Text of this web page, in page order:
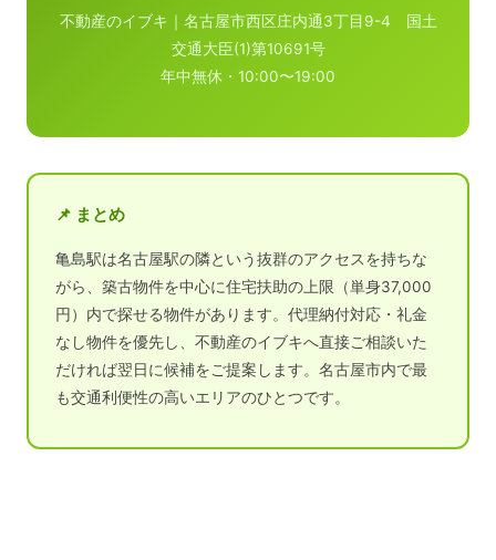
不動産のイブキ｜名古屋市西区庄内通3丁目9-4 国土
交通大臣(1)第10691号
年中無休・10:00〜19:00
📌 まとめ
亀島駅は名古屋駅の隣という抜群のアクセスを持ちな
がら、築古物件を中心に住宅扶助の上限（単身37,000
円）内で探せる物件があります。代理納付対応・礼金
なし物件を優先し、不動産のイブキへ直接ご相談いた
だければ翌日に候補をご提案します。名古屋市内で最
も交通利便性の高いエリアのひとつです。